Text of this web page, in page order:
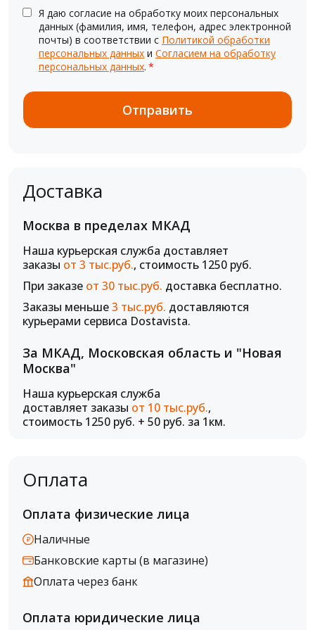
Я даю согласие на обработку моих персональных
данных (фамилия, имя, телефон, адрес электронной
почты) в соответствии с Политикой обработки
персональных данных и Согласием на обработку
персональных данных. *
Доставка
Москва в пределах МКАД
Наша курьерская служба доставляет
заказы от 3 тыс.руб., стоимость 1250 руб.
При заказе от 30 тыс.руб. доставка бесплатно.
Заказы меньше3 тыс.руб. доставляются
курьерами сервиса Dostavista.
За МКАД, Московская область и "Новая
Москва"
Наша курьерская служба
доставляет заказы от 10 тыс.руб.,
стоимость 1250 руб. + 50 руб. за 1км.
Оплата
Оплата физические лица
Наличные
Банковские карты (в магазине)
Оплата через банк
Оплата юридические лица